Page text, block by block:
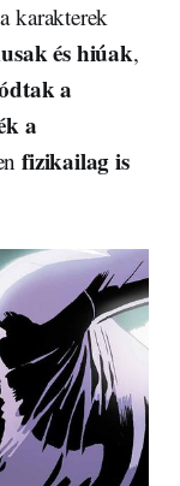
karakterek
és hiúak,
a
a
fizikailag is